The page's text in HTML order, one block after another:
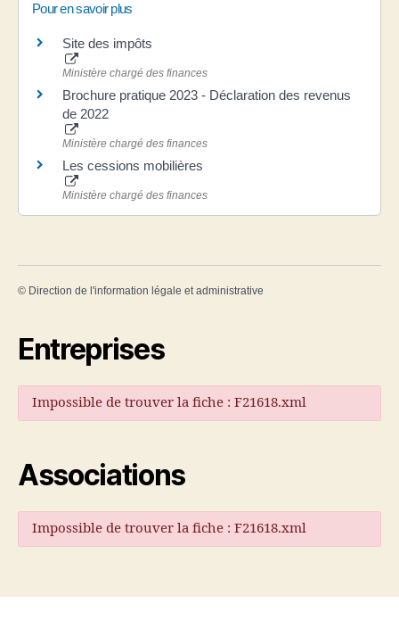
Pour en savoir plus
Site des impôts
Ministère chargé des finances
Brochure pratique 2023 - Déclaration des revenus
de 2022
Ministère chargé des finances
Les cessions mobilières
Ministère chargé des finances
© Direction de l'information légale et administrative
Entreprises
Impossible de trouver la fiche : F21618.xml
Associations
Impossible de trouver la fiche : F21618.xml